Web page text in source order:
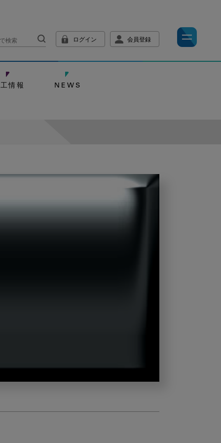
ログイン 会員登録
情報 NEWS